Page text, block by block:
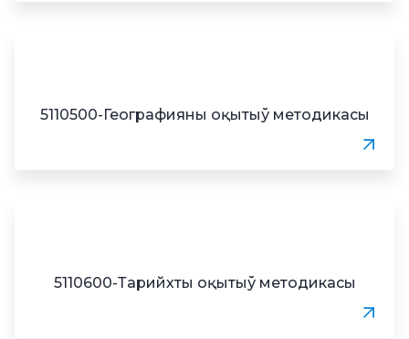
5110500-Географияны оқытыў методикасы
5110600-Тарийхты оқытыў методикасы